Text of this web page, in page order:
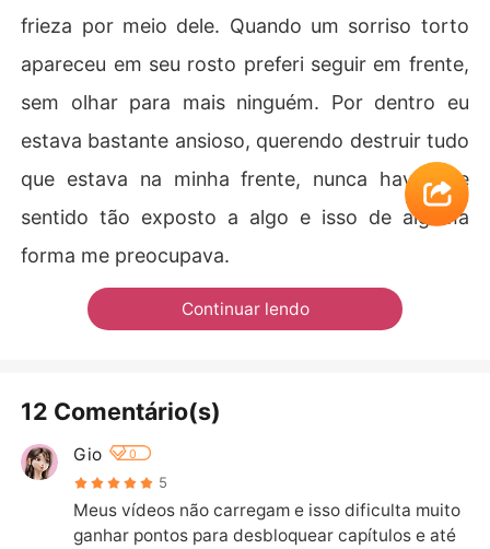
frieza por meio dele. Quando um sorriso torto
apareceu em seu rosto preferi seguir em frente,
sem olhar para mais ninguém. Por dentro eu
estava bastante ansioso, querendo destruir tudo
que estava na minha frente, nunca havia me
sentido tão exposto a algo e isso de alguma
forma me preocupava.
Continuar lendo
12 Comentário(s)
Gio 0
5
Meus vídeos não carregam e isso dificulta muito
ganhar pontos para desbloquear capítulos e até